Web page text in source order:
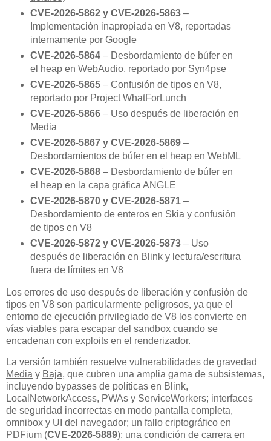
CVE-2026-5862 y CVE-2026-5863–
Implementación inapropiada en V8, reportadas
internamente por Google
CVE-2026-5864– Desbordamiento de búfer en
el heap en WebAudio, reportado por Syn4pse
CVE-2026-5865– Confusión de tipos en V8,
reportado por Project WhatForLunch
CVE-2026-5866– Uso después de liberación en
Media
CVE-2026-5867 y CVE-2026-5869–
Desbordamientos de búfer en el heap en WebML
CVE-2026-5868– Desbordamiento de búfer en
el heap en la capa gráfica ANGLE
CVE-2026-5870 y CVE-2026-5871–
Desbordamiento de enteros en Skia y confusión
de tipos en V8
CVE-2026-5872 y CVE-2026-5873– Uso
después de liberación en Blink y lectura/escritura
fuera de límites en V8
Los errores de uso después de liberación y confusión de
tipos en V8 son particularmente peligrosos, ya que el
entorno de ejecución privilegiado de V8 los convierte en
vías viables para escapar del sandbox cuando se
encadenan con exploits en el renderizador.
La versión también resuelve vulnerabilidades de gravedad
Media y Baja, que cubren una amplia gama de subsistemas,
incluyendo bypasses de políticas en Blink,
LocalNetworkAccess, PWAs y ServiceWorkers; interfaces
de seguridad incorrectas en modo pantalla completa,
omnibox y UI del navegador; un fallo criptográfico en
PDFium (CVE-2026-5889); una condición de carrera en